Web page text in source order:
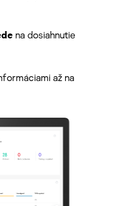
na dosiahnutie
až na